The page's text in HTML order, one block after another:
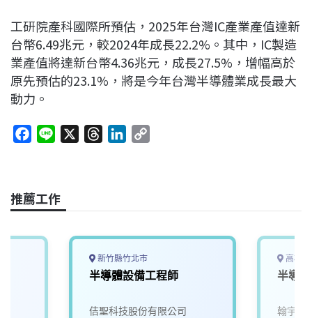
工研院產科國際所預估，2025年台灣IC產業產值達新
台幣6.49兆元，較2024年成長22.2%。其中，IC製造
業產值將達新台幣4.36兆元，成長27.5%，增幅高於
原先預估的23.1%，將是今年台灣半導體業成長最大
動力。
e
b
o
a
s
e
I
n
L
n
推薦工作
新竹縣竹北市
半導體設備工程師
佶聖科技股份有限公司
高雄
半導
翰宇電